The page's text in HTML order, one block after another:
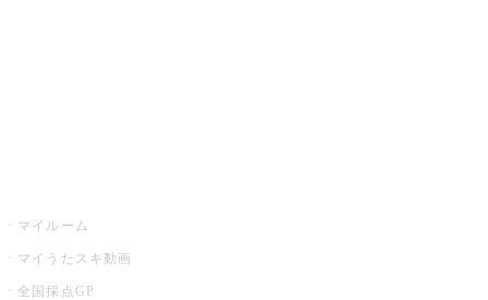
マイルーム
マイうたスキ動画
全国採点GP